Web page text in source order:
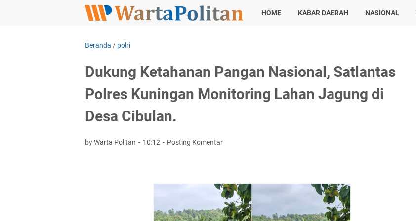
HOME KABAR DAERAH NASIONAL
Beranda / polri
Dukung Ketahanan Pangan Nasional, Satlantas
Polres Kuningan Monitoring Lahan Jagung di
Desa Cibulan.
by Warta Politan 10:12 Posting Komentar